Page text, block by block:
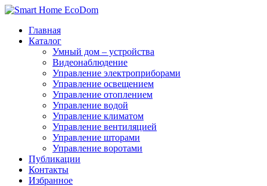
Главная
Каталог
Умный дом – устройства
Видеонаблюдение
Управление электроприборами
Управление освещением
Управление отоплением
Управление водой
Управление климатом
Управление вентиляцией
Управление шторами
Управление воротами
Публикации
Контакты
Избранное